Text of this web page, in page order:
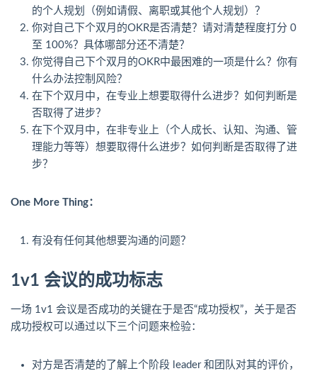
的个人规划（例如请假、离职或其他个人规划）？
你对自己下个双月的OKR是否清楚？请对清楚程度打分 0
至 100%？具体哪部分还不清楚？
你觉得自己下个双月的OKR中最困难的一项是什么？你有
什么办法控制风险？
在下个双月中，在专业上想要取得什么进步？如何判断是
否取得了进步？
在下个双月中，在非专业上（个人成长、认知、沟通、管
理能力等等）想要取得什么进步？如何判断是否取得了进
步？
One More Thing：
有没有任何其他想要沟通的问题？
1v1 会议的成功标志
一场 1v1 会议是否成功的关键在于是否“成功授权”，关于是否
成功授权可以通过以下三个问题来检验：
对方是否清楚的了解上个阶段 leader 和团队对其的评价，